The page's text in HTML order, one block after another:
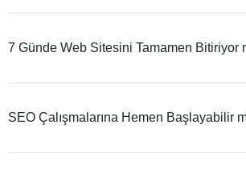
7 Günde Web Sitesini Tamamen Bitiriyor
SEO Çalışmalarına Hemen Başlayabilir